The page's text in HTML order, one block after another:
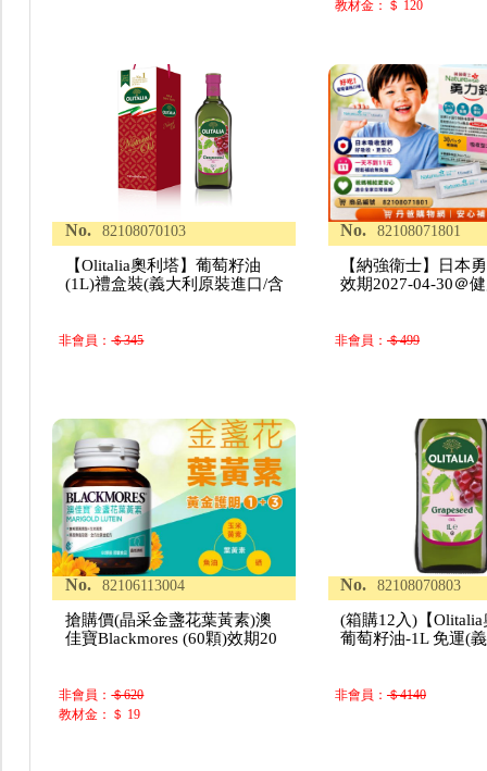
教材金：＄ 120
No. 82108070103
【Olitalia奧利塔】葡萄籽油
(1L)禮盒裝(義大利原裝進口/含
非會員：＄345
No. 82108071801
【納強衛士】日本
效期2027-04-30＠
非會員： ＄499
No. 82106113004
搶購價(晶采金盞花葉黃素)澳
佳寶Blackmores (60顆)效期20
非會員：＄620
教材金：＄ 19
No. 82108070803
(箱購12入)【
葡萄籽油-1L 免運(
非會員： ＄4140